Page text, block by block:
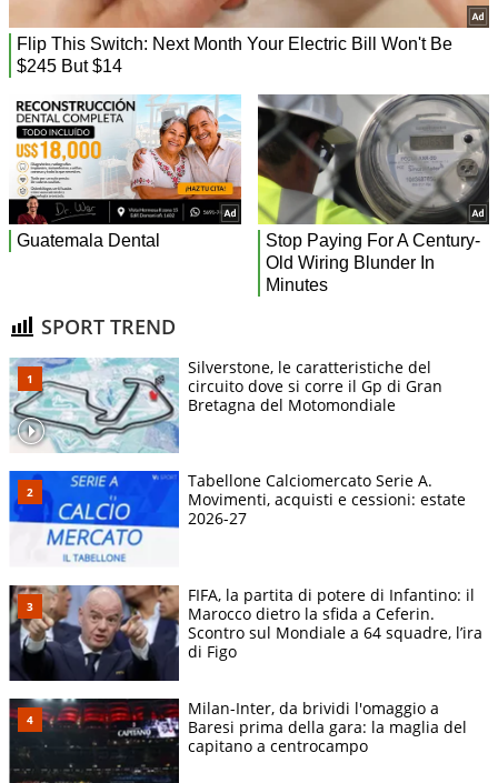
SPORT TREND
Silverstone, le caratteristiche del
circuito dove si corre il Gp di Gran
Bretagna del Motomondiale
Tabellone Calciomercato Serie A.
Movimenti, acquisti e cessioni: estate
2026-27
FIFA, la partita di potere di Infantino: il
Marocco dietro la sfida a Ceferin.
Scontro sul Mondiale a 64 squadre, l’ira
di Figo
Milan-Inter, da brividi l'omaggio a
Baresi prima della gara: la maglia del
capitano a centrocampo